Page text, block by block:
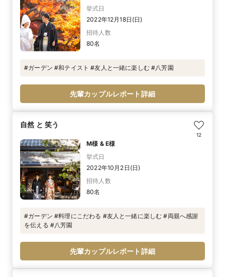
挙式日
2022年12月18日(日)
招待人数
80名
#ガーデン #和テイスト #友人と一緒に楽しむ #八芳園
先輩カップルレポート詳細
自然 と 笑う
12
M様 & E様
挙式日
2022年10月2日(日)
招待人数
80名
#ガーデン #料理にこだわる #友人と一緒に楽しむ #両親へ感謝
を伝える #八芳園
先輩カップルレポート詳細